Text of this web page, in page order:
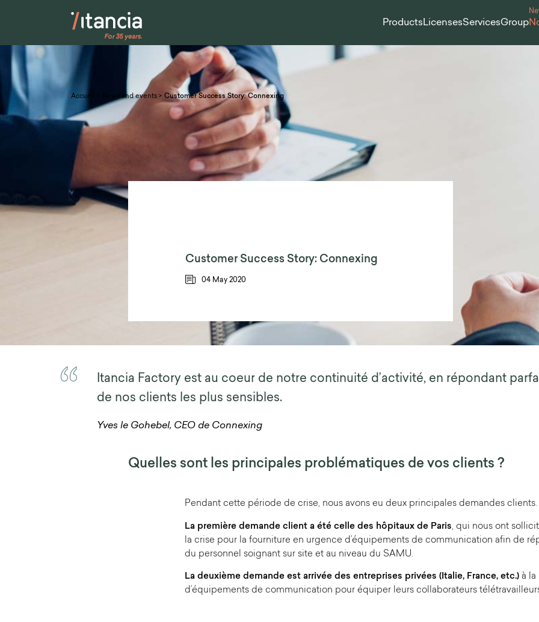
Products LicensesServicesGroup
Accueil > News and events > Customer Success Story: Connexing
Customer Success Story: Connexing
04 May 2020
Itancia Factory est au coeur de notre continuité d’activité, en répondant
de nos clients les plus sensibles.
Yves le Gohebel, CEO de Connexing
Quelles sont les principales problématiques de vos clients ?
Pendant cette période de crise, nous avons eu deux principales demandes clients.
La première demande client a été celle des hôpitaux de Paris, qui nous ont
la crise pour la fourniture en urgence d’équipements de communication afin de
du personnel soignant sur site et au niveau du SAMU.
La deuxième demande est arrivée des entreprises privées (Italie, France, etc.) à
d’équipements de communication pour équiper leurs collaborateurs